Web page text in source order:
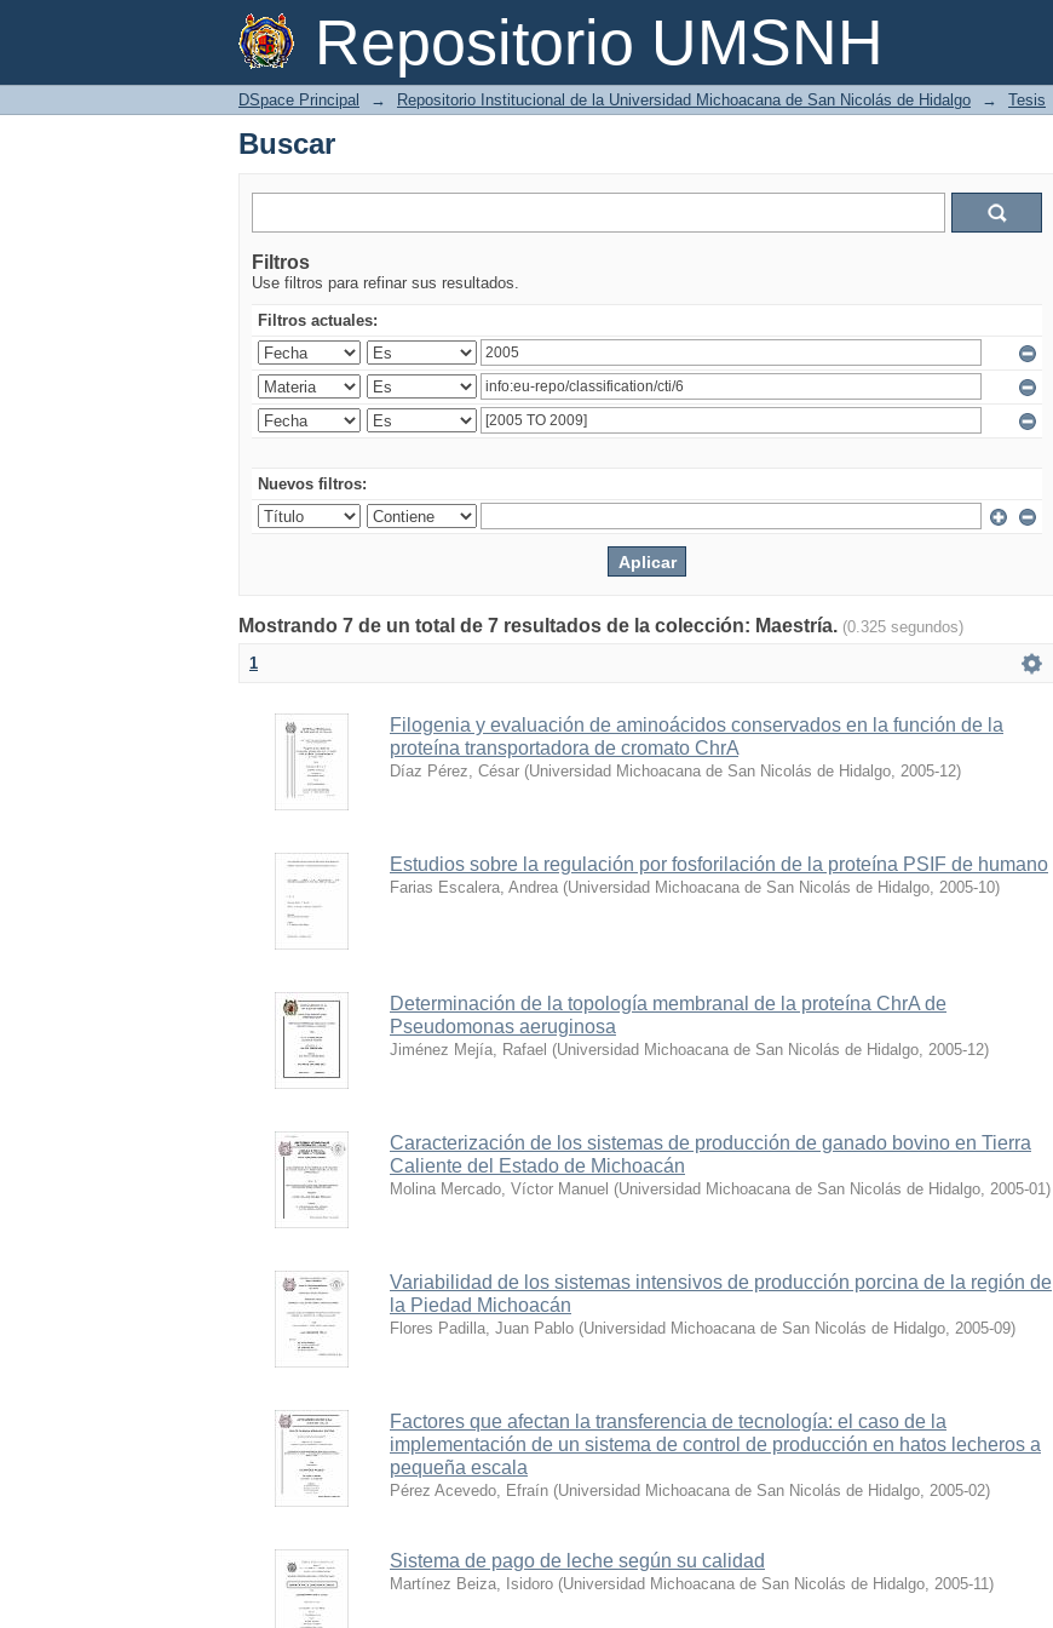
Repositorio UMSNH
Buscar
DSpace Principal → Repositorio Institucional de la Universidad Michoacana de San Nicolás de Hidalgo → Tesis
Buscar
Filtros
Use filtros para refinar sus resultados.
Filtros actuales:
Nuevos filtros:
Mostrando 7 de un total de 7 resultados de la colección: Maestría. (0.325 segundos)
1
Filogenia y evaluación de aminoácidos conservados en la función de la
proteína transportadora de cromato ChrA
Díaz Pérez, César (Universidad Michoacana de San Nicolás de Hidalgo, 2005-12)
Estudios sobre la regulación por fosforilación de la proteína PSIF de humano
Farias Escalera, Andrea (Universidad Michoacana de San Nicolás de Hidalgo, 2005-10)
Determinación de la topología membranal de la proteína ChrA de
Pseudomonas aeruginosa
Jiménez Mejía, Rafael (Universidad Michoacana de San Nicolás de Hidalgo, 2005-12)
Caracterización de los sistemas de producción de ganado bovino en Tierra
Caliente del Estado de Michoacán
Molina Mercado, Víctor Manuel (Universidad Michoacana de San Nicolás de Hidalgo, 2005-01)
Variabilidad de los sistemas intensivos de producción porcina de la región de
la Piedad Michoacán
Flores Padilla, Juan Pablo (Universidad Michoacana de San Nicolás de Hidalgo, 2005-09)
Factores que afectan la transferencia de tecnología: el caso de la
implementación de un sistema de control de producción en hatos lecheros a
pequeña escala
Pérez Acevedo, Efraín (Universidad Michoacana de San Nicolás de Hidalgo, 2005-02)
Sistema de pago de leche según su calidad
Martínez Beiza, Isidoro (Universidad Michoacana de San Nicolás de Hidalgo, 2005-11)